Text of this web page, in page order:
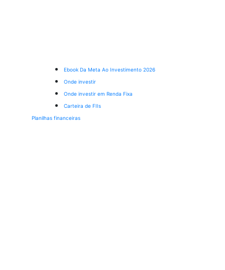
Ebook Da Meta Ao Investimento 2026
Onde investir
Onde investir em Renda Fixa
Carteira de FIIs
Planilhas financeiras